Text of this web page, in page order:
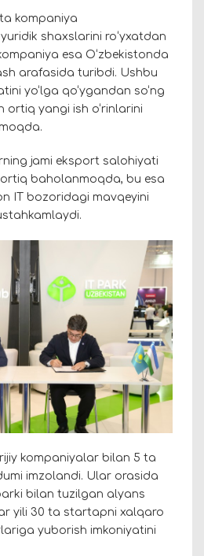
kompaniya
shaxslarini roʻyxatdan
esa Oʻzbekistonda
arafasida turibdi. Ushbu
yo‘lga qo‘ygandan so‘ng
ortiq yangi ish o‘rinlarini
jami eksport salohiyati
baholanmoqda, bu esa
IT bozoridagi mavqeyini
kompaniyalar bilan 5 ta
imzolandi. Ular orasida
bilan tuzilgan alyans
yili 30 ta startapni xalqaro
yuborish imkoniyatini